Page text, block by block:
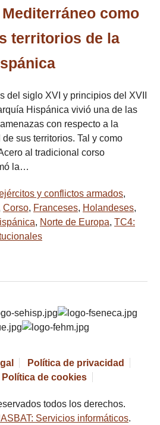
como
territorios de la
del siglo XVI y principios del XVII
Hispánica vivió una de las
con respecto a la
sus territorios. Tal y como
al tradicional corso
la…
y conflictos armados,
Corso, Franceses, Holandeses,
, Norte de Europa, TC4:
Política de privacidad
Política de cookies
todos los derechos.
Servicios informáticos.